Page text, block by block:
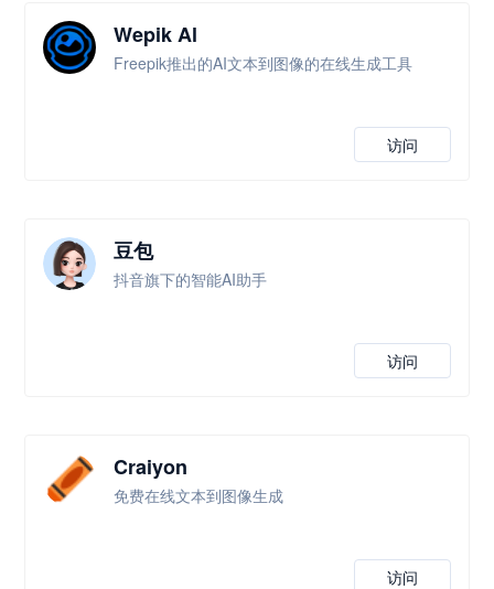
Wepik Al
Freepik推出的AI文本到图像的在线生成工具
访问
豆包
抖音旗下的智能AI助手
访问
Craiyon
免费在线文本到图像生成
访问